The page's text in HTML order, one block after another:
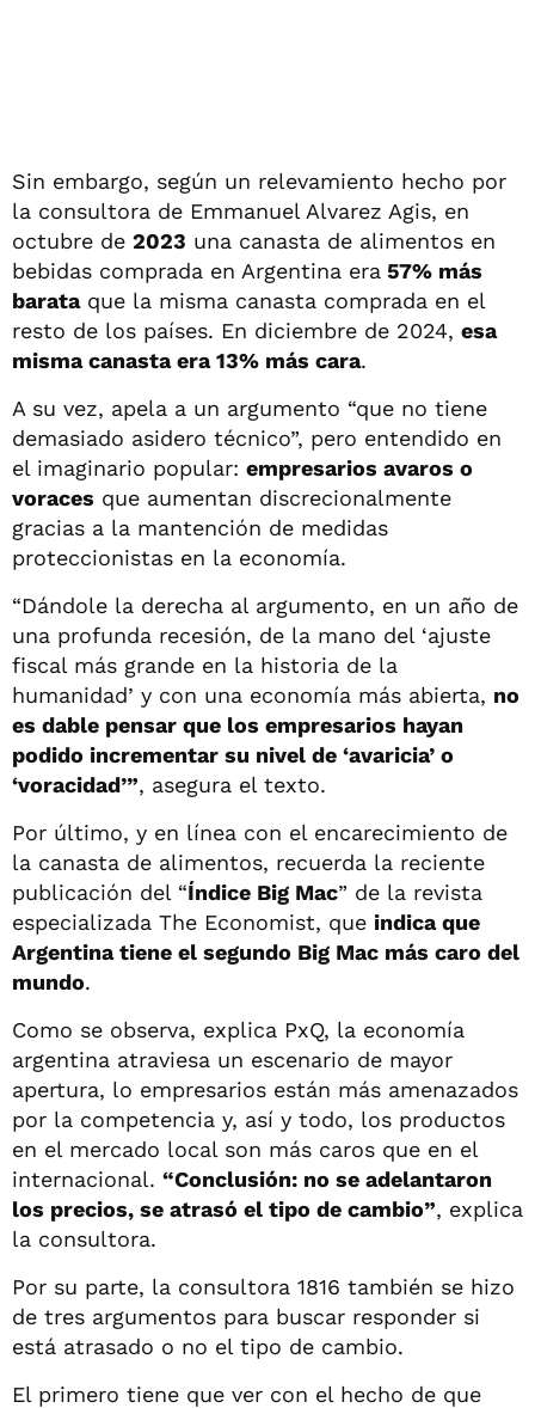
Sin embargo, según un relevamiento hecho por
la consultora de Emmanuel Alvarez Agis, en
octubre de 2023 una canasta de alimentos en
bebidas comprada en Argentina era 57% más
barataque la misma canasta comprada en el
resto de los países. En diciembre de 2024, esa
misma canasta era 13% más cara.
A su vez, apela a un argumento “que no tiene
demasiado asidero técnico”, pero entendido en
el imaginario popular: empresarios avaros o
voraces que aumentan discrecionalmente
gracias a la mantención de medidas
proteccionistas en la economía.
“Dándole la derecha al argumento, en un año de
una profunda recesión, de la mano del ‘ajuste
fiscal más grande en la historia de la
humanidad’ y con una economía más abierta, no
es dable pensar que los empresarios hayan
podido incrementar su nivel de ‘avaricia’ o
‘voracidad’”, asegura el texto.
Por último, y en línea con el encarecimiento de
la canasta de alimentos, recuerda la reciente
publicación del “Índice Big Mac” de la revista
especializada The Economist, que indica que
Argentina tiene el segundo Big Mac más caro del
mundo.
Como se observa, explica PxQ, la economía
argentina atraviesa un escenario de mayor
apertura, lo empresarios están más amenazados
por la competencia y, así y todo, los productos
en el mercado local son más caros que en el
internacional. “Conclusión: no se adelantaron
los precios, se atrasó el tipo de cambio”, explica
la consultora.
Por su parte, la consultora 1816 también se hizo
de tres argumentos para buscar responder si
está atrasado o no el tipo de cambio.
El primero tiene que ver con el hecho de que